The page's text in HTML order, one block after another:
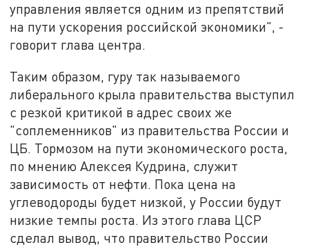
управления является одним из препятствий
на пути ускорения российской экономики", -
говорит глава центра.
Таким образом, гуру так называемого
либерального крыла правительства выступил
с резкой критикой в адрес своих же
"соплеменников" из правительства России и
ЦБ. Тормозом на пути экономического роста,
по мнению Алексея Кудрина, служит
зависимость от нефти. Пока цена на
углеводороды будет низкой, у России будут
низкие темпы роста. Из этого глава ЦСР
сделал вывод, что правительство России